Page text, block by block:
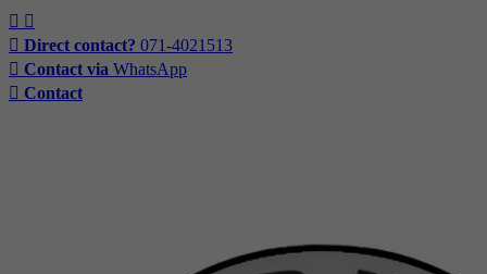
Direct contact? 071-4021513
Contact via WhatsApp
Contact